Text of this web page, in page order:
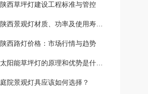
陕西草坪灯建设工程标准与管控
陕西景观灯材质、功率及使用寿命对比
陕西路灯价格：市场行情与趋势
太阳能草坪灯的原理和优势是什么？
庭院景观灯具应该如何选择？